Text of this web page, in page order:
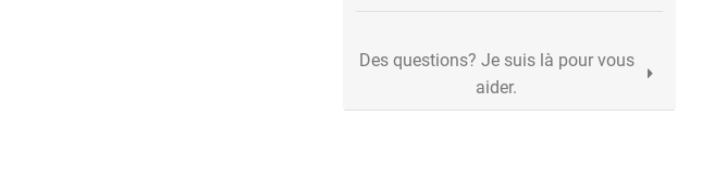
Des questions? Je suis là pour vous
aider.